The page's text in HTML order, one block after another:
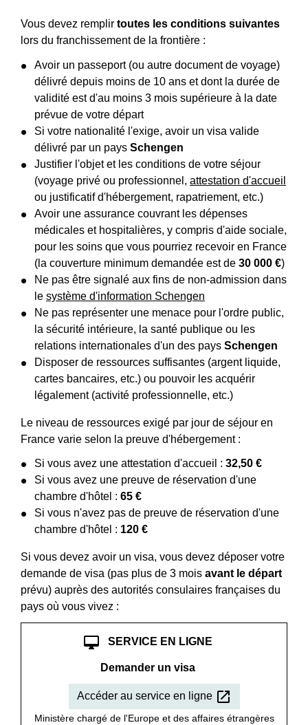
Vous devez remplir toutes les conditions suivantes
lors du franchissement de la frontière :
Avoir un passeport (ou autre document de voyage)
délivré depuis moins de 10 ans et dont la durée de
validité est d'au moins 3 mois supérieure à la date
prévue de votre départ
Si votre nationalité l'exige, avoir un visa valide
délivré par un pays Schengen
Justifier l'objet et les conditions de votre séjour
(voyage privé ou professionnel, attestation d'accueil
ou justificatif d'hébergement, rapatriement, etc.)
Avoir une assurance couvrant les dépenses
médicales et hospitalières, y compris d'aide sociale,
pour les soins que vous pourriez recevoir en France
(la couverture minimum demandée est de 30 000 €)
Ne pas être signalé aux fins de non-admission dans
le système d'information Schengen
Ne pas représenter une menace pour l'ordre public,
la sécurité intérieure, la santé publique ou les
relations internationales d'un des pays Schengen
Disposer de ressources suffisantes (argent liquide,
cartes bancaires, etc.) ou pouvoir les acquérir
légalement (activité professionnelle, etc.)
Le niveau de ressources exigé par jour de séjour en
France varie selon la preuve d'hébergement :
Si vous avez une attestation d'accueil : 32,50 €
Si vous avez une preuve de réservation d'une
chambre d'hôtel : 65 €
Si vous n'avez pas de preuve de réservation d'une
chambre d'hôtel : 120 €
Si vous devez avoir un visa, vous devez déposer votre
demande de visa (pas plus de 3 mois avant le départ
prévu) auprès des autorités consulaires françaises du
pays où vous vivez :
desktop_mac SERVICE EN LIGNE
Demander un visa
Accéder au service en ligne open_in_new
Ministère chargé de l'Europe et des affaires étrangères